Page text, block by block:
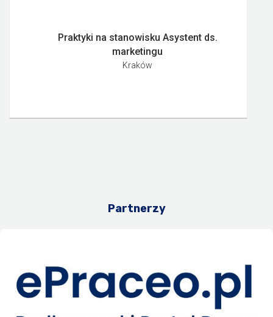
Praktyki na stanowisku Asystent ds.
marketingu
Kraków
Partnerzy